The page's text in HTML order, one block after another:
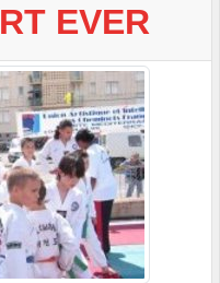
EVER